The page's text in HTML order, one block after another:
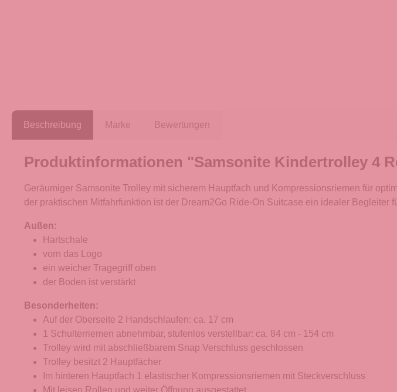
Beschreibung Marke Bewertungen
Produktinformationen "Samsonite Kindertrolley 4
Geräumiger Samsonite Trolley mit sicherem Hauptfach und Kompressionsriemen für
der praktischen Mitfahrfunktion ist der Dream2Go Ride-On Suitcase ein idealer Begleiter
Außen:
Hartschale
vorn das Logo
ein weicher Tragegriff oben
der Boden ist verstärkt
Besonderheiten:
Auf der Oberseite 2 Handschlaufen: ca. 17 cm
1 Schulterriemen abnehmbar, stufenlos verstellbar: ca. 84 cm - 154 cm
Trolley wird mit abschließbarem Snap Verschluss geschlossen
Trolley besitzt 2 Hauptfächer
Im hinteren Hauptfach 1 elastischer Kompressionsriemen mit Steckverschluss